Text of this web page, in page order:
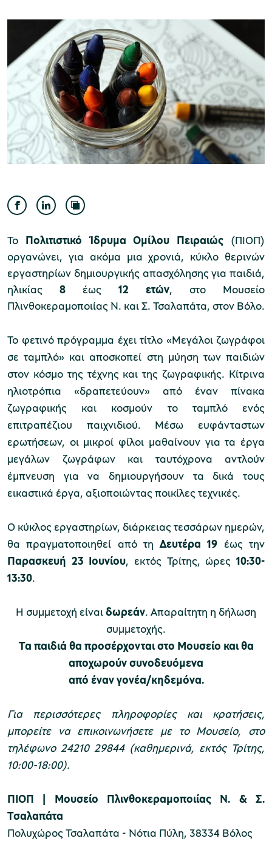
Μουσείο Ελιάς και Ελληνικού Λαδιού
Μουσείο Βιομηχανικής Ελαιουργίας
Λέσβου
Μουσείο Πλινθοκεραμοποιίας N. & Σ.
Τσαλαπάτα
Μουσείο Περιβάλλοντος Στυμφαλίας
Μουσείο Μαστίχας Χίου
ομάδες
εισιτηρίων
Το Πολιτιστικό Ίδρυμα Ομίλου Πειραιώς (ΠΙΟΠ)
οργανώνει, για ακόμα μια χρονιά, κύκλο θερινών
εργαστηρίων δημιουργικής απασχόλησης για παιδιά,
ηλικίας 8 έως 12 ετών, στο Μουσείο
Πλινθοκεραμοποιίας Ν. και Σ. Τσαλαπάτα, στον Βόλο.
Το φετινό πρόγραμμα έχει τίτλο «Μεγάλοι ζωγράφοι
σε ταμπλό» και αποσκοπεί στη μύηση των παιδιών
στον κόσμο της τέχνης και της ζωγραφικής. Κίτρινα
ηλιοτρόπια «δραπετεύουν» από έναν πίνακα
ζωγραφικής και κοσμούν το ταμπλό ενός
επιτραπέζιου παιχνιδιού. Μέσω ευφάνταστων
ερωτήσεων, οι μικροί φίλοι μαθαίνουν για τα έργα
μεγάλων ζωγράφων και ταυτόχρονα αντλούν
έμπνευση για να δημιουργήσουν τα δικά τους
εικαστικά έργα, αξιοποιώντας ποικίλες τεχνικές.
Ο κύκλος εργαστηρίων, διάρκειας τεσσάρων ημερών,
θα πραγματοποιηθεί από τηΔευτέρα 19 έως την
Παρασκευή 23 Ιουνίου, εκτός Τρίτης, ώρες 10:30-
13:30.
Η συμμετοχή είναιδωρεάν. Απαραίτητη η δήλωση
συμμετοχής.
Τα παιδιά θα προσέρχονται στο Μουσείο και θα
αποχωρούν συνοδευόμενα
από έναν γονέα/κηδεμόνα.
Για περισσότερες πληροφορίες και κρατήσεις,
μπορείτε να επικοινωνήσετε με το Μουσείο, στο
τηλέφωνο 24210 29844 (καθημερινά, εκτός Τρίτης,
10:00-18:00).
ΠΙΟΠ | Μουσείο Πλινθοκεραμοποιίας Ν. & Σ.
Τσαλαπάτα
Πολυχώρος Τσαλαπάτα - Νότια Πύλη, 38334 Βόλος